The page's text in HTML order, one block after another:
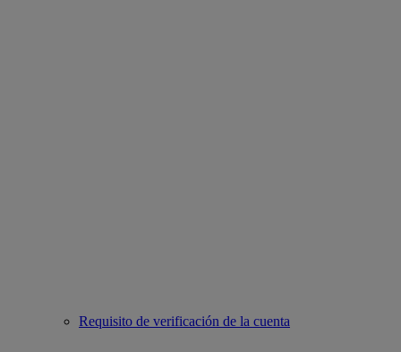
Requisito de verificación de la cuenta